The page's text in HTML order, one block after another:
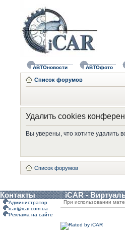
АВТОновости АВТОфото
Список форумов
Удалить cookies
Вы уверены, что хотите удалить
Список форумов
Контакты iCAR -
Администратор
icar@icar.com.ua
Реклама на сайте
При использовании